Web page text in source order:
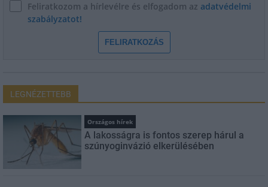
Feliratkozom a hírlevélre és elfogadom az adatvédelmi
szabályzatot!
FELIRATKOZÁS
LEGNÉZETTEBB
Országos hírek
A lakosságra is fontos szerep hárul a
szúnyoginvázió elkerülésében